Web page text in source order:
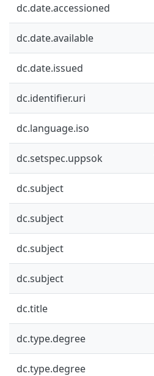
dc.date.accessioned
dc.date.available
dc.date.issued
dc.identifier.uri
dc.language.iso
dc.setspec.uppsok
dc.subject
dc.subject
dc.subject
dc.subject
dc.title
dc.type.degree
dc.type.degree